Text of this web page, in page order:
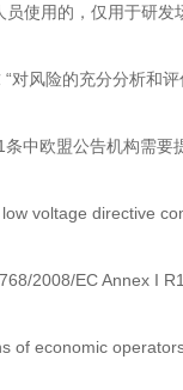
使用的，仅用于研发
对风险的充分分析和
中欧盟公告机构需要
voltage directive
2008/EC Annex I
of economic